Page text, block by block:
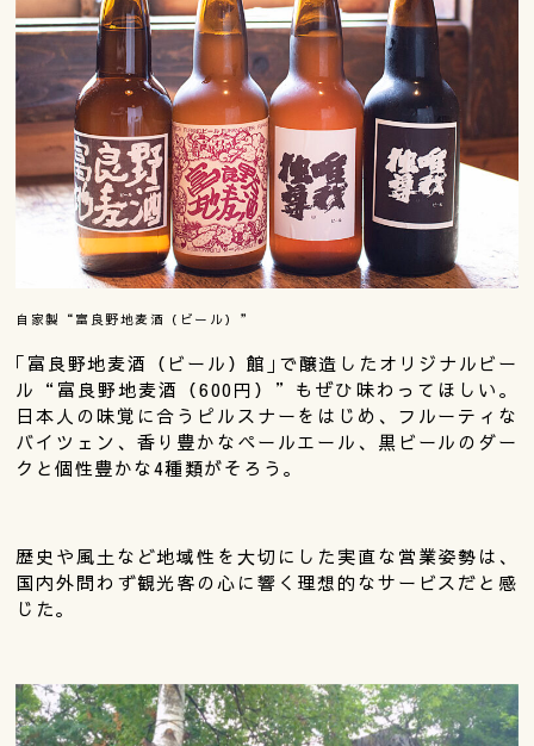
自家製“富良野地麦酒（ビール）”
｢富良野地麦酒（ビール）館｣で醸造したオリジナルビー
ル“富良野地麦酒（600円）”もぜひ味わってほしい。
日本人の味覚に合うピルスナーをはじめ、フルーティな
バイツェン、香り豊かなペールエール、黒ビールのダー
クと個性豊かな4種類がそろう。
歴史や風土など地域性を大切にした実直な営業姿勢は、
国内外問わず観光客の心に響く理想的なサービスだと感
じた。